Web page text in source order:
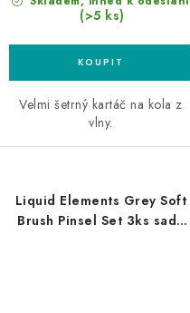
(>5 ks)
Velmi šetrný kartáč na kola z
vlny.
Liquid Elements Grey Soft
Brush Pinsel Set 3ks sada